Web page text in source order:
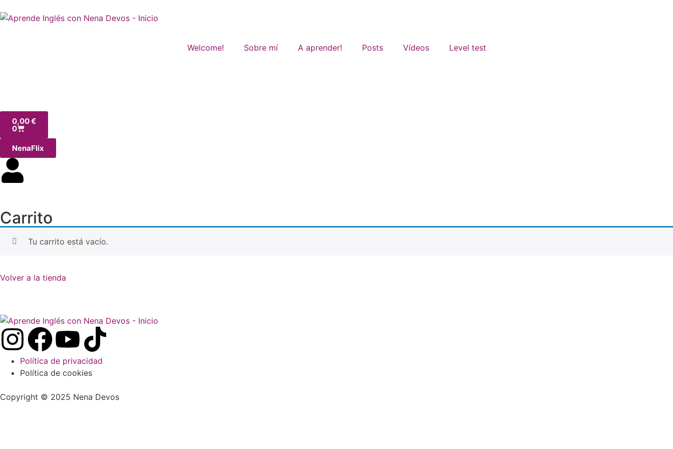
Welcome! Sobre mí A aprender! Posts Vídeos Level test
0,00€
0
NenaFlix
Carrito
Tu carrito está vacío.
Volver a la tienda
Política de privacidad
Política de cookies
Copyright © 2025 Nena Devos